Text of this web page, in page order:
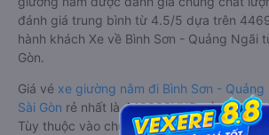
đánh giá trung bình từ 4.5/5 dựa trên
hành khách Xe về Bình Sơn - Quảng Ngãi
Gòn.
Giá vé xe giường nằm đi Bình Sơn -
Sài Gòn rẻ nhất là 440000VND của hãng
Tùy thuộc vào chương trình khuyến mãi,